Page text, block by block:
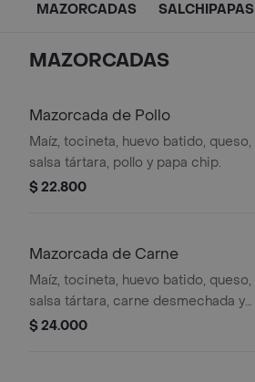
MAZORCADAS SALCHIPAPAS
MAZORCADAS
Mazorcada de Pollo
Maíz, tocineta, huevo batido, queso,
salsa tártara, pollo y papa chip.
$ 22.800
Mazorcada de Carne
Maíz, tocineta, huevo batido, queso,
salsa tártara, carne desmechada y
papa chip.
$ 24.000